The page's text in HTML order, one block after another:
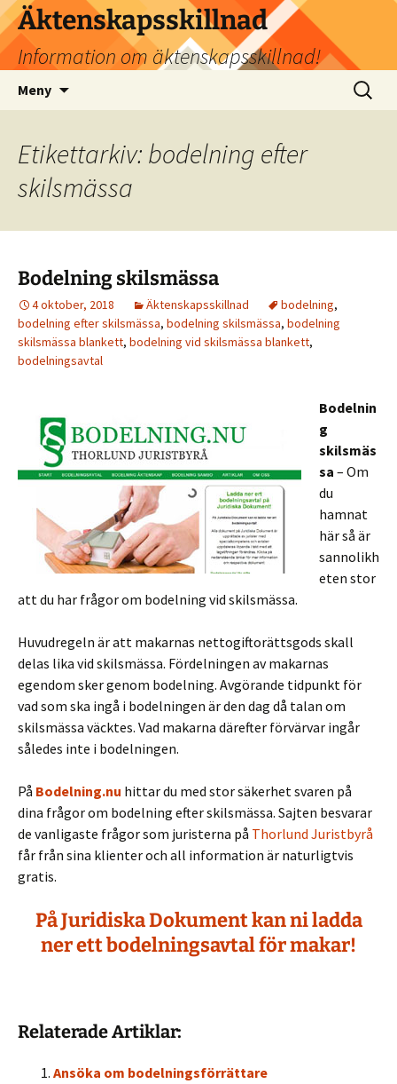
Hoppa
till
innehåll
Äktenskapsskillnad
Information om äktenskapsskillnad!
Meny
Sök
efter:
Etikettarkiv: bodelning efter
skilsmässa
Bodelning skilsmässa
4 oktober, 2018 Äktenskapsskillnad bodelning,
bodelning efter skilsmässa, bodelning skilsmässa, bodelning
skilsmässa blankett, bodelning vid skilsmässa blankett,
bodelningsavtal
Bodelnin
g
skilsmäs
sa – Om
du
hamnat
här så är
sannolikh
eten stor
att du har frågor om bodelning vid skilsmässa.
Huvudregeln är att makarnas nettogiftorättsgods skall
delas lika vid skilsmässa. Fördelningen av makarnas
egendom sker genom bodelning. Avgörande tidpunkt för
vad som ska ingå i bodelningen är den dag då talan om
skilsmässa väcktes. Vad makarna därefter förvärvar ingår
således inte i bodelningen.
På Bodelning.nu hittar du med stor säkerhet svaren på
dina frågor om bodelning efter skilsmässa. Sajten besvarar
de vanligaste frågor som juristerna på Thorlund Juristbyrå
får från sina klienter och all information är naturligtvis
gratis.
På Juridiska Dokument kan ni ladda
ner ett bodelningsavtal för makar!
Relaterade Artiklar:
Ansöka om bodelningsförrättare